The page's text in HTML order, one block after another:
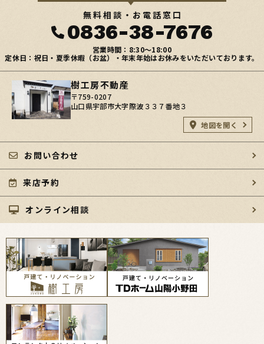
無料相談・お電話窓口
0836-38-7676
営業時間：8:30〜18:00
定休日：祝日・夏季休暇（お盆）・年末年始はお休みをいただいております。
樹工房不動産
〒759-0207
山口県宇部市大字際波３３７番地３
地図を開く
お問い合わせ
来店予約
オンライン相談